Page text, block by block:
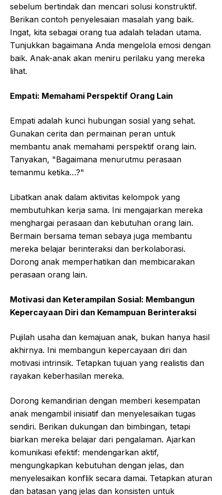
sebelum bertindak dan mencari solusi konstruktif.
Berikan contoh penyelesaian masalah yang baik.
Ingat, kita sebagai orang tua adalah teladan utama.
Tunjukkan bagaimana Anda mengelola emosi dengan
baik. Anak-anak akan meniru perilaku yang mereka
lihat.
Empati: Memahami Perspektif Orang Lain
Empati adalah kunci hubungan sosial yang sehat.
Gunakan cerita dan permainan peran untuk
membantu anak memahami perspektif orang lain.
Tanyakan, "Bagaimana menurutmu perasaan
temanmu ketika…?"
Libatkan anak dalam aktivitas kelompok yang
membutuhkan kerja sama. Ini mengajarkan mereka
menghargai perasaan dan kebutuhan orang lain.
Bermain bersama teman sebaya juga membantu
mereka belajar berinteraksi dan berkolaborasi.
Dorong anak memperhatikan dan membicarakan
perasaan orang lain.
Motivasi dan Keterampilan Sosial: Membangun
Kepercayaan Diri dan Kemampuan Berinteraksi
Pujilah usaha dan kemajuan anak, bukan hanya hasil
akhirnya. Ini membangun kepercayaan diri dan
motivasi intrinsik. Tetapkan tujuan yang realistis dan
rayakan keberhasilan mereka.
Dorong kemandirian dengan memberi kesempatan
anak mengambil inisiatif dan menyelesaikan tugas
sendiri. Berikan dukungan dan bimbingan, tetapi
biarkan mereka belajar dari pengalaman. Ajarkan
komunikasi efektif: mendengarkan aktif,
mengungkapkan kebutuhan dengan jelas, dan
menyelesaikan konflik secara damai. Tetapkan aturan
dan batasan yang jelas dan konsisten untuk